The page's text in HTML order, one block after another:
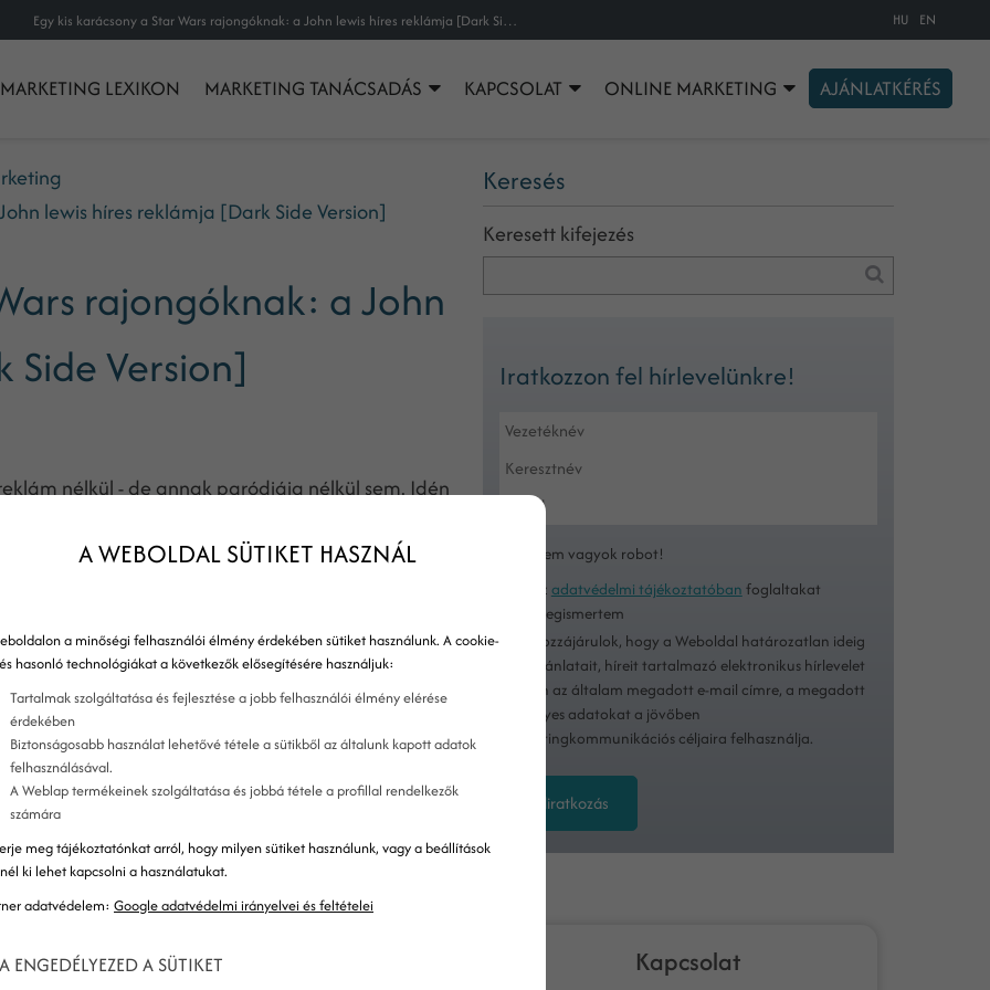
Egy kis karácsony a Star Wars rajongóknak: a John lewis híres reklámja [Dark Side Version] HU EN
MARKETING LEXIKON MARKETING TANÁCSADÁS KAPCSOLAT ONLINE MARKETING AJÁNLATKÉRÉS
lewis híres reklámja [Dark Side Version]
rajongóknak: a John
Version]
nélkül - de annak paródiája nélkül sem. Idén
a reklámparódiában.
megtekintheted
elmorzsolt könnycseppekre, az alábbi - igen
fogás a cégnek: a paródia, vagy az
jobban!
Keresés
Keresett kifejezés
Iratkozzon fel hírlevelünkre!
Nem vagyok robot!
Az adatvédelmi tájékoztatóban foglaltakat
megismertem
Hozzájárulok, hogy a Weboldal határozatlan ideig
ajánlatait, híreit tartalmazó elektronikus hírlevelet
küldjön az általam megadott e-mail címre, a megadott
személyes adatokat a jövőben
marketingkommunikációs céljaira felhasználja.
Feliratkozás
Kapcsolat
A WEBOLDAL SÜTIKET HASZNÁL
a minőségi felhasználói élmény érdekében sütiket használunk. A cookie-
hasonló technológiákat a következők elősegítésére használjuk:
Tartalmak szolgáltatása és fejlesztése a jobb felhasználói élmény elérése
érdekében
Biztonságosabb használat lehetővé tétele a sütikből az általunk kapott adatok
felhasználásával.
A Weblap termékeinek szolgáltatása és jobbá tétele a profillal rendelkezők
számára
meg tájékoztatónkat arról, hogy milyen sütiket használunk, vagy a beállítások
ki lehet kapcsolni a használatukat.
adatvédelem: Google adatvédelmi irányelvei és feltételei
ENGEDÉLYEZED A SÜTIKET